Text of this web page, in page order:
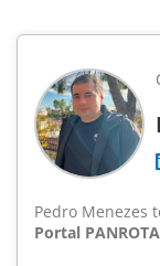
Pedro Menezes
Portal